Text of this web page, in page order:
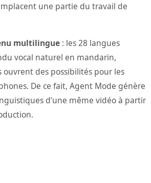
une partie du travail de
multilingue : les 28 langues
vocal naturel en mandarin,
ouvrent des possibilités pour les
De ce fait, Agent Mode génère
d’une même vidéo à partir